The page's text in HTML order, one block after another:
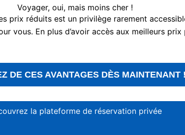
Voyager, oui, mais moins cher !
prix réduits est un privilège rarement
vous. En plus d’avoir accès aux meilleurs
DE CES AVANTAGES DÈS MAINTENANT
la plateforme de réservation privée